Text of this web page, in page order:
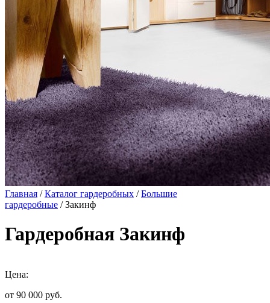
Главная /Каталог гардеробных /Большие
гардеробные / Закинф
Гардеробная Закинф
Цена:
от 90 000 руб.